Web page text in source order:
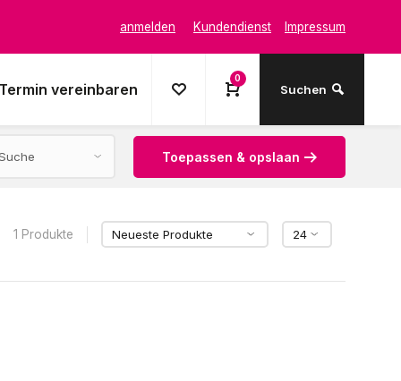
anmelden Kundendienst Impressum
vereinbaren
0
Suchen
Toepassen & opslaan
1 Produkte